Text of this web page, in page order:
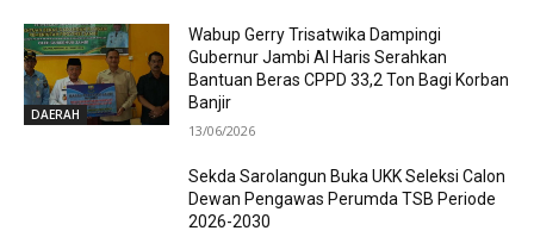
DAERAH
Wabup Gerry Trisatwika Dampingi
Gubernur Jambi Al Haris Serahkan
Bantuan Beras CPPD 33,2 Ton Bagi Korban
Banjir
13/06/2026
Sekda Sarolangun Buka UKK Seleksi Calon
Dewan Pengawas Perumda TSB Periode
2026-2030